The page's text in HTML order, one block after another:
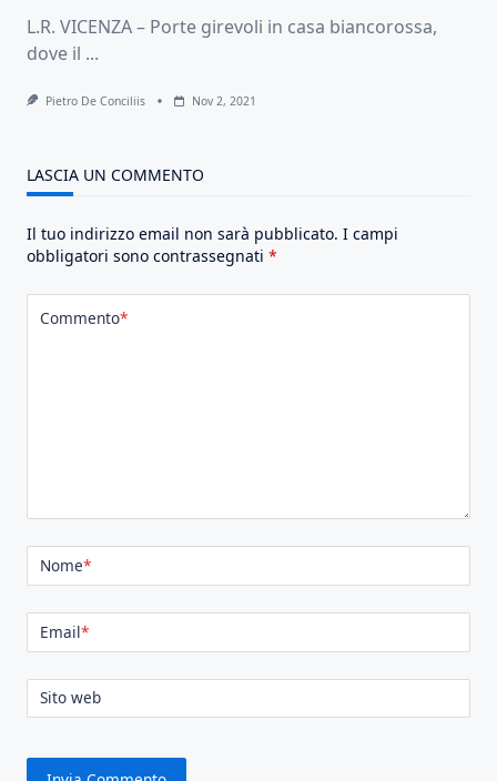
L.R. VICENZA – Porte girevoli in casa biancorossa,
dove il ...
Pietro De Conciliis Nov 2, 2021
LASCIA UN COMMENTO
Il tuo indirizzo email non sarà pubblicato. I campi
obbligatori sono contrassegnati *
Commento*
Nome*
Email*
Sito web